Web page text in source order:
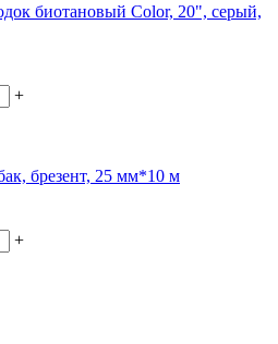
биотановый Color, 20", серый,
+
брезент, 25 мм*10 м
+